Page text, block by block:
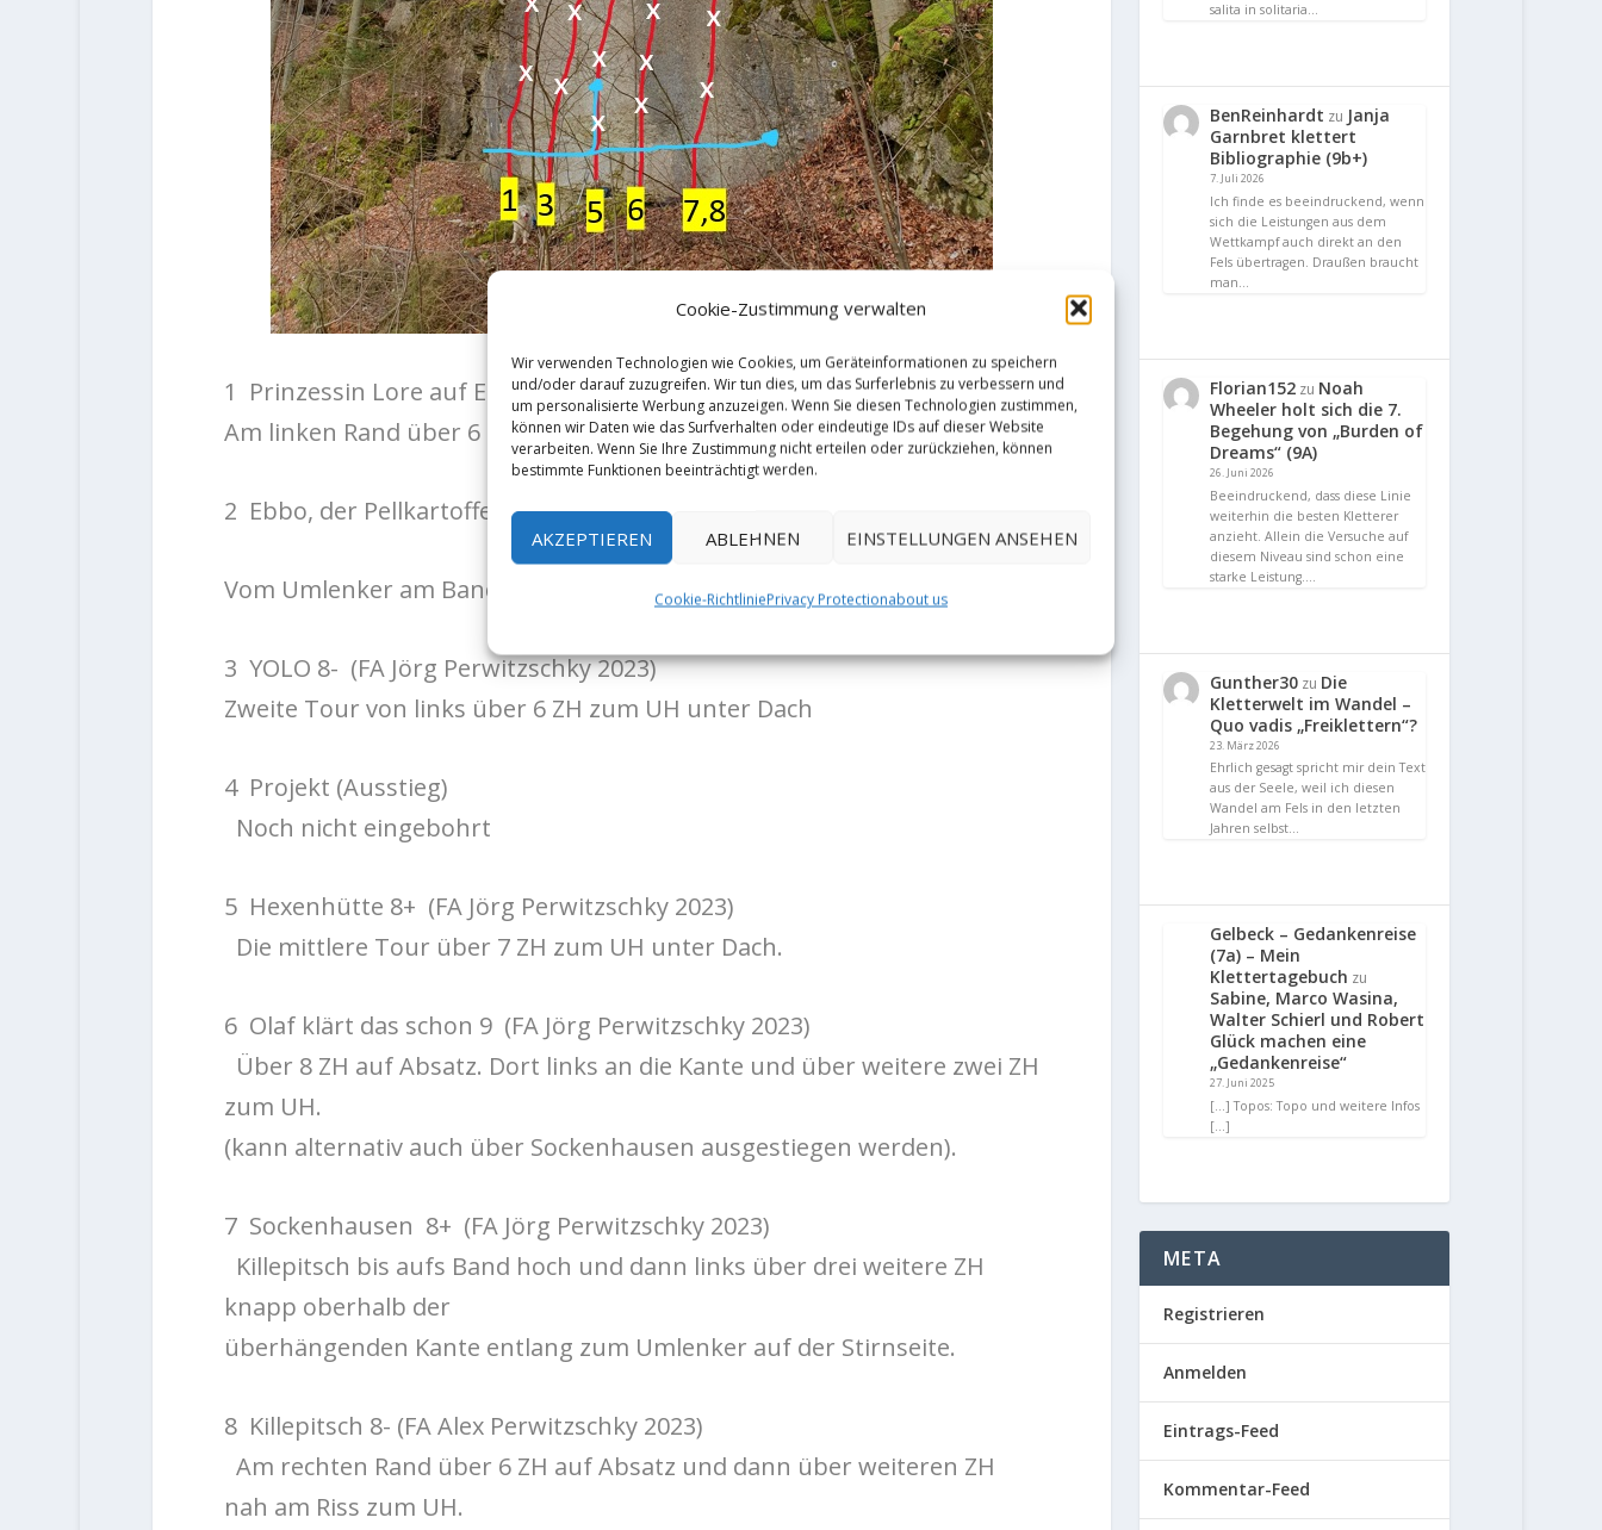
Cookie-Zustimmung verwalten
Wir verwenden Technologien wie Cookies, um Geräteinformationen zu speichern
und/oder darauf zuzugreifen. Wir tun dies, um das Surferlebnis zu verbessern und
um personalisierte Werbung anzuzeigen. Wenn Sie diesen Technologien zustimmen,
können wir Daten wie das Surfverhalten oder eindeutige IDs auf dieser Website
verarbeiten. Wenn Sie Ihre Zustimmung nicht erteilen oder zurückziehen, können
bestimmte Funktionen beeinträchtigt werden.
AKZEPTIEREN ABLEHNEN EINSTELLUNGEN ANSEHEN
Cookie-RichtliniePrivacy Protectionabout us
1 Prinzessin Lore auf Entenschau 7(FA Teffi Büchting 2023)
Am linken Rand über 6 ZH zum UH unter dem Dach.
2 Ebbo, der Pellkartoffelkönig 8+(FA Jörg Perwitzschky 2023)
Vom Umlenker am Band über zwei weitere ZH zum Umlenker.
3 YOLO 8- (FA Jörg Perwitzschky 2023)
Zweite Tour von links über 6 ZH zum UH unter Dach
4 Projekt (Ausstieg)
Noch nicht eingebohrt
5 Hexenhütte 8+ (FA Jörg Perwitzschky 2023)
Die mittlere Tour über 7 ZH zum UH unter Dach.
6 Olaf klärt das schon 9 (FA Jörg Perwitzschky 2023)
Über 8 ZH auf Absatz. Dort links an die Kante und über weitere zwei ZH
zum UH.
(kann alternativ auch über Sockenhausen ausgestiegen werden).
7 Sockenhausen 8+ (FA Jörg Perwitzschky 2023)
Killepitsch bis aufs Band hoch und dann links über drei weitere ZH
knapp oberhalb der
überhängenden Kante entlang zum Umlenker auf der Stirnseite.
8 Killepitsch 8- (FA Alex Perwitzschky 2023)
Am rechten Rand über 6 ZH auf Absatz und dann über weiteren ZH
nah am Riss zum UH.
salita in solitaria…
BenReinhardt zu Janja
Garnbret klettert
Bibliographie (9b+)
7. Juli 2026
Ich finde es beeindruckend, wenn
sich die Leistungen aus dem
Wettkampf auch direkt an den
Fels übertragen. Draußen braucht
man…
Florian152 zu Noah
Wheeler holt sich die 7.
Begehung von „Burden of
Dreams“ (9A)
26. Juni 2026
Beeindruckend, dass diese Linie
weiterhin die besten Kletterer
anzieht. Allein die Versuche auf
diesem Niveau sind schon eine
starke Leistung.…
Gunther30 zu Die
Kletterwelt im Wandel –
Quo vadis „Freiklettern“?
23. März 2026
Ehrlich gesagt spricht mir dein Text
aus der Seele, weil ich diesen
Wandel am Fels in den letzten
Jahren selbst…
Gelbeck – Gedankenreise
(7a) – Mein
Klettertagebuch zu
Sabine, Marco Wasina,
Walter Schierl und Robert
Glück machen eine
„Gedankenreise“
27. Juni 2025
[…] Topos: Topo und weitere Infos
[…]
META
Registrieren
Anmelden
Eintrags-Feed
Kommentar-Feed